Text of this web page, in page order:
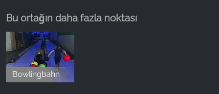
Bu ortağın daha fazla noktası
Bowlingbahn